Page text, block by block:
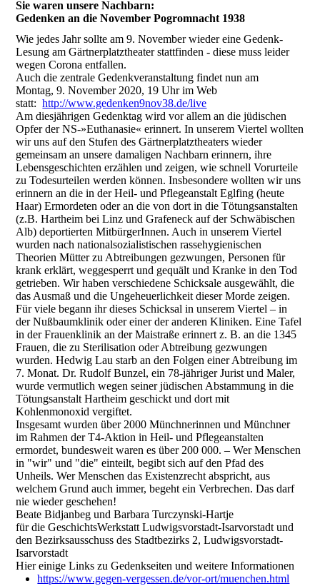
Sie waren unsere Nachbarn:
Gedenken an die November Pogromnacht 1938
Wie jedes Jahr sollte am 9. November wieder eine Gedenk-
Lesung am Gärtnerplatztheater stattfinden - diese muss leider
wegen Corona entfallen.
Auch die zentrale Gedenkveranstaltung findet nun am
Montag, 9. November 2020, 19 Uhr im Web
statt:http://www.gedenken9nov38.de/live
Am diesjährigen Gedenktag wird vor allem an die jüdischen
Opfer der NS-»Euthanasie« erinnert. In unserem Viertel wollten
wir uns auf den Stufen des Gärtnerplatztheaters wieder
gemeinsam an unsere damaligen Nachbarn erinnern, ihre
Lebensgeschichten erzählen und zeigen, wie schnell Vorurteile
zu Todesurteilen werden können. Insbesondere wollten wir uns
erinnern an die in der Heil- und Pflegeanstalt Eglfing (heute
Haar) Ermordeten oder an die von dort in die Tötungsanstalten
(z.B. Hartheim bei Linz und Grafeneck auf der Schwäbischen
Alb) deportierten MitbürgerInnen. Auch in unserem Viertel
wurden nach nationalsozialistischen rassehygienischen
Theorien Mütter zu Abtreibungen gezwungen, Personen für
krank erklärt, weggesperrt und gequält und Kranke in den Tod
getrieben. Wir haben verschiedene Schicksale ausgewählt, die
das Ausmaß und die Ungeheuerlichkeit dieser Morde zeigen.
Für viele begann ihr dieses Schicksal in unserem Viertel – in
der Nußbaumklinik oder einer der anderen Kliniken. Eine Tafel
in der Frauenklinik an der Maistraße erinnert z. B. an die 1345
Frauen, die zu Sterilisation oder Abtreibung gezwungen
wurden. Hedwig Lau starb an den Folgen einer Abtreibung im
7. Monat. Dr. Rudolf Bunzel, ein 78-jähriger Jurist und Maler,
wurde vermutlich wegen seiner jüdischen Abstammung in die
Tötungsanstalt Hartheim geschickt und dort mit
Kohlenmonoxid vergiftet.
Insgesamt wurden über 2000 Münchnerinnen und Münchner
im Rahmen der T4-Aktion in Heil- und Pflegeanstalten
ermordet, bundesweit waren es über 200 000. – Wer Menschen
in "wir" und "die" einteilt, begibt sich auf den Pfad des
Unheils. Wer Menschen das Existenzrecht abspricht, aus
welchem Grund auch immer, begeht ein Verbrechen. Das darf
nie wieder geschehen!
Beate Bidjanbeg und Barbara Turczynski-Hartje
für die GeschichtsWerkstatt Ludwigsvorstadt-Isarvorstadt und
den Bezirksausschuss des Stadtbezirks 2, Ludwigsvorstadt-
Isarvorstadt
Hier einige Links zu Gedenkseiten und weitere Informationen
https://www.gegen-vergessen.de/vor-ort/muenchen.html